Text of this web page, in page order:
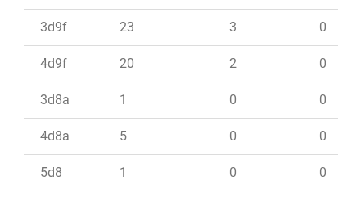
3d9f 23 3 0
4d9f 20 2 0
3d8a 1 0 0
4d8a 5 0 0
5d8 1 0 0